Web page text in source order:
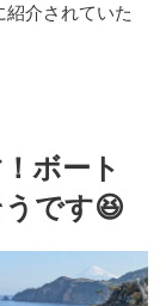
紹介されていた
ボート
です😆